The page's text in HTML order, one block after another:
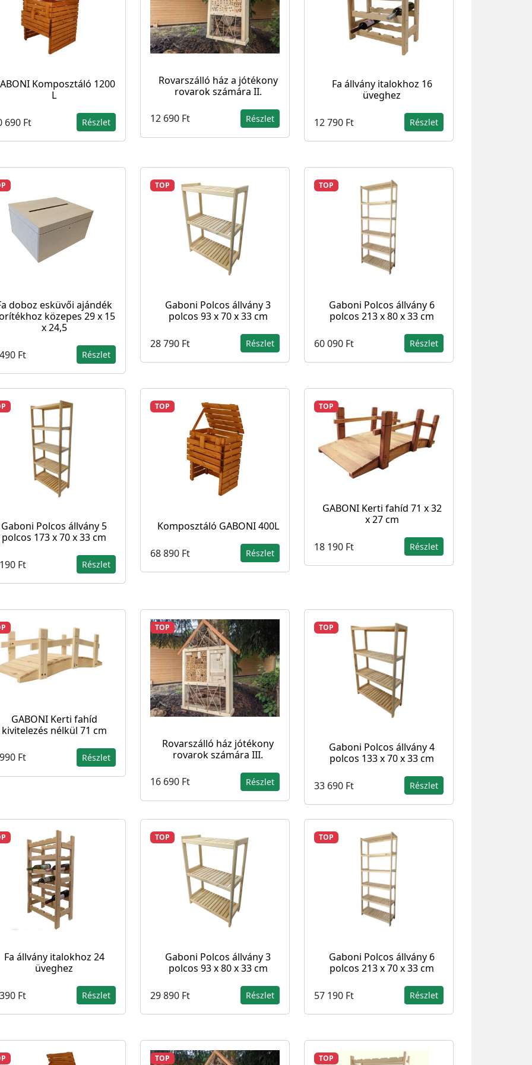
Komposztáló 1200
L
690 Ft Részlet
Rovarszálló ház a jótékony
rovarok számára II.
12 690 Ft Részlet
Fa állvány italokhoz 16
üveghez
12 790 Ft Részlet
doboz esküvői ajándék
közepes 29 x 15
x 24,5
Ft Részlet
TOP
Gaboni Polcos állvány 3
polcos 93 x 70 x 33 cm
28 790 Ft Részlet
TOP
Gaboni Polcos állvány 6
polcos 213 x 80 x 33 cm
60 090 Ft Részlet
Gaboni Polcos állvány 5
polcos 173 x 70 x 33 cm
Ft Részlet
TOP
Komposztáló GABONI 400L
68 890 Ft Részlet
TOP
GABONI Kerti fahíd 71 x 32
x 27 cm
18 190 Ft Részlet
GABONI Kerti fahíd
kivitelezés nélkül 71 cm
Ft Részlet
TOP
Rovarszálló ház jótékony
rovarok számára III.
16 690 Ft Részlet
TOP
Gaboni Polcos állvány 4
polcos 133 x 70 x 33 cm
33 690 Ft Részlet
Fa állvány italokhoz 24
üveghez
Ft Részlet
TOP
Gaboni Polcos állvány 3
polcos 93 x 80 x 33 cm
29 890 Ft Részlet
TOP
Gaboni Polcos állvány 6
polcos 213 x 70 x 33 cm
57 190 Ft Részlet
TOP TOP